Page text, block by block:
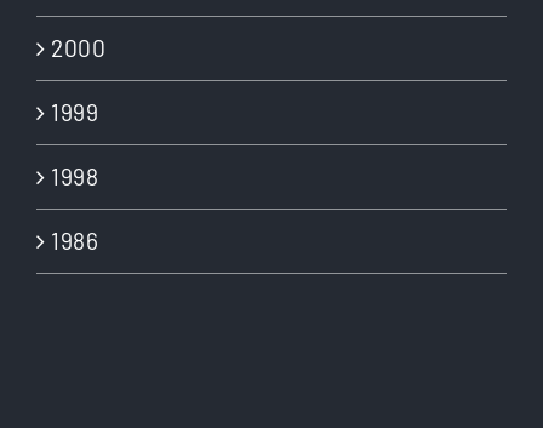
2000
1999
1998
1986